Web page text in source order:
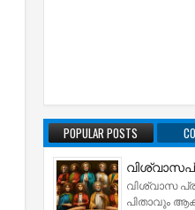
POPULAR POSTS
വിശ്വാസ
പിതാവും